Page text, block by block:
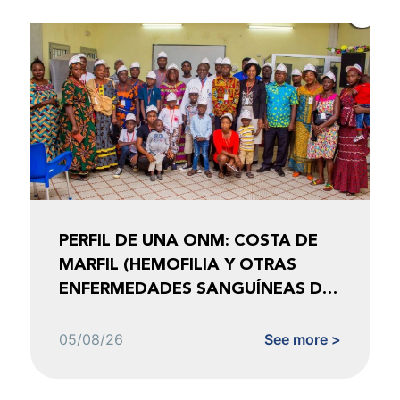
PERFIL DE UNA ONM: COSTA DE
MARFIL (HEMOFILIA Y OTRAS
ENFERMEDADES SANGUÍNEAS DE
05/08/26 See more >